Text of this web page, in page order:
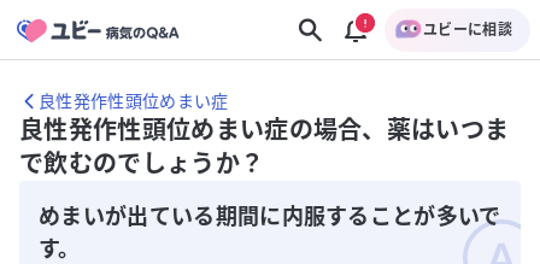
ユビーに相談
良性発作性頭位めまい症
良性発作性頭位めまい症の場合、薬はいつま
で飲むのでしょうか？
めまいが出ている期間に内服することが多いで
す。